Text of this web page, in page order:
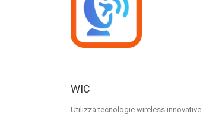
WIC
Utilizza tecnologie wireless innovative